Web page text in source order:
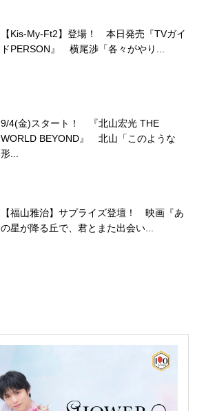
【Kis-My-Ft2】登場！ 本日発売『TVガイ
ドPERSON』 横尾渉「各々がやり...
9/4(金)スタート！ 『北山宏光 THE
WORLD BEYOND』 北山「このような
形...
【福山雅治】サプライズ登壇！ 映画『あ
の星が降る丘で、君とまた出会い...